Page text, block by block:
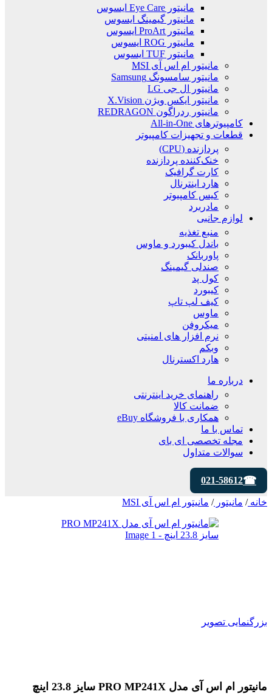
مانیتور Eye Care ایسوس
مانیتور گیمینگ ایسوس
مانیتور ProArt ایسوس
مانیتور ROG ایسوس
مانیتور TUF ایسوس
مانیتور ام اس آی MSI
مانیتور سامسونگ Samsung
مانیتور ال جی LG
مانیتور ایکس ویژن X.Vision
مانیتور ردراگون REDRAGON
کامپیوترهای All-in-One
قطعات و تجهیزات کامپیوتر
پردازنده (CPU)
خنک‌کننده پردازنده
کارت گرافیک
هارد اینترنال
کیس کامپیوتر
مادربرد
لوازم جانبی
منبع تغذیه
باندل کیبورد و ماوس
پاوربانک
صندلی گیمینگ
کول پد
کیبورد
کیف لپ تاپ
ماوس
میکروفن
نرم افزار های امنیتی
وبکم
هارد اکسترنال
درباره ما
راهنمای خرید اینترنتی
ضمانت کالا
همکاری با فروشگاه eBuy
تماس با ما
مجله تخصصی ای‌ بای
سوالات متداول
021-58612
خانه/ مانیتور/ مانیتور ام اس آی MSI
بزرگنمایی تصویر
مانیتور ام اس آی مدل PRO MP241X سایز 23.8 اینچ